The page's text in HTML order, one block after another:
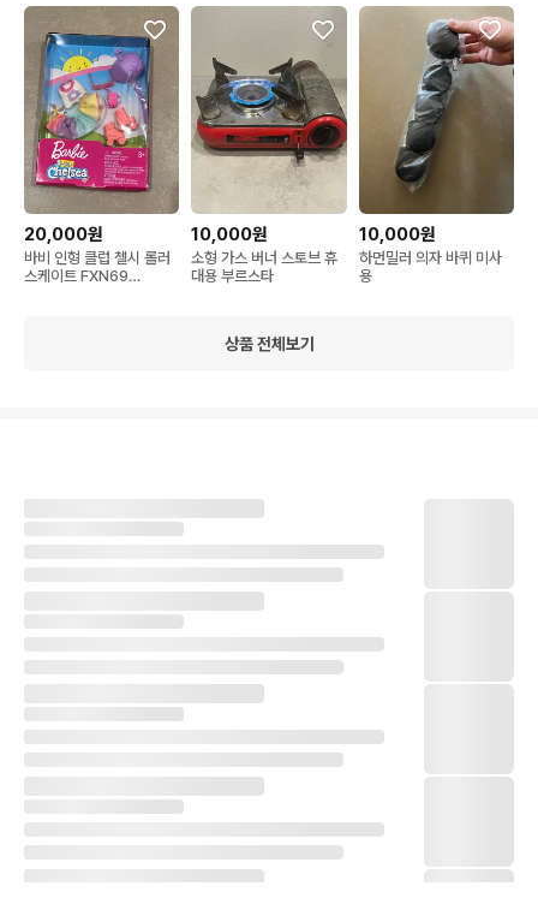
20,000원
바비 인형 클럽 첼시 롤러
스케이트 FXN69
10,000원
소형 가스 버너 스토브 휴
대용 부르스타
10,000원
하먼밀러 의자 바퀴 미사
용
상품 전체보기